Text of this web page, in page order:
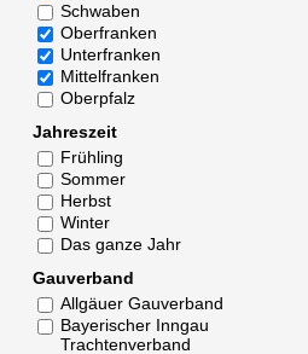
Schwaben
Oberfranken
Unterfranken
Mittelfranken
Oberpfalz
Jahreszeit
Frühling
Sommer
Herbst
Winter
Das ganze Jahr
Gauverband
Allgäuer Gauverband
Bayerischer Inngau
Trachtenverband